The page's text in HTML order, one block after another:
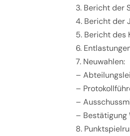
3. Bericht der
4. Bericht der
5. Bericht des
6.
7. Neuwahlen:
–
–
–
– Bestätigung
8.